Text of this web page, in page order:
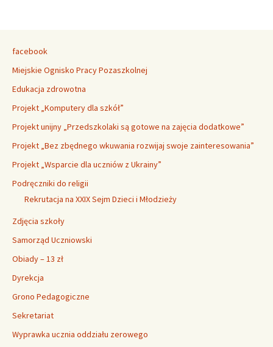
facebook
Miejskie Ognisko Pracy Pozaszkolnej
Edukacja zdrowotna
Projekt „Komputery dla szkół”
Projekt unijny „Przedszkolaki są gotowe na zajęcia dodatkowe”
Projekt „Bez zbędnego wkuwania rozwijaj swoje zainteresowania”
Projekt „Wsparcie dla uczniów z Ukrainy”
Podręczniki do religii
Rekrutacja na XXIX Sejm Dzieci i Młodzieży
Zdjęcia szkoły
Samorząd Uczniowski
Obiady – 13 zł
Dyrekcja
Grono Pedagogiczne
Sekretariat
Wyprawka ucznia oddziału zerowego